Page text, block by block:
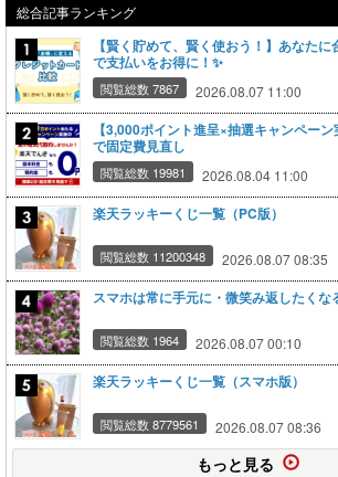
総合記事ランキング
【賢く貯めて、賢く使おう！】あなた
で支払いをお得に！✨
閲覧総数 7867 2026.08.07 11:00
【3,000ポイント進呈×抽選キャンペー
で固定費見直し
閲覧総数 19981 2026.08.04 11:00
楽天ラッキーくじ一覧（PC版）
閲覧総数 11200348 2026.08.07 08:35
スマホは常に手元に・微笑み返したくな
閲覧総数 1964 2026.08.07 00:10
楽天ラッキーくじ一覧（スマホ版）
閲覧総数 8779561 2026.08.07 08:36
もっと見る